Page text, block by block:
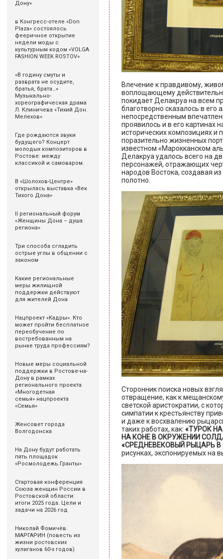
Дону»
в Конгресс-отеле «Don
Plaza» состоялось
фееричное открытие
недели моды с
культурным кодом «VOLGA
FASHION WEEK ROSTOV»
«В годину смуты и
разврата не осудите,
братья, брата…»
Музыкально-
хореографическая драма
Л. Клиничева «Тихий Дон.
Мелехов»
Где рождаются звуки
будущего? Концерт
молодых композиторов в
Ростове: между
классикой и самоваром.
В «Шолохов-Центре»
открылась выставка «Век
Тихого Дона»
II региональный форум
«Женщины Дона – душа
региона»
Три способа сгладить
острые углы в общении с
законом
Какие региональные
меры жилищной
поддержки действуют
для жителей Дона
Нацпроект «Кадры». Кто
может пройти бесплатное
переобучение по
востребованным на
рынке труда профессиям?
Новые меры социальной
поддержки в Ростове-на-
Дону в рамках
регионального проекта
«Многодетная
семья» нацпроекта
«Семья»
Женсовет города
Волгодонска
На Дону будут работать
пять площадок
«Росмолодежь.Гранты»
Стартовая конференция
Союза женщин России в
Ростовской области:
итоги 2025 года. Цели и
задачи на 2026 год
Николай Фомичёв.
МАРГАРИН (повесть из
жизни ростовских
хулиганов 60-х годов)
Влечение к правдивому,
воплощающему
покидает Делакруа на всем
благотворно сказалось в его
непосредственным
проявилось и в его картинах
исторических композициях и
поразительно жизненных
известном «Марокканском
Делакруа удалось всего на
персонажей, отражающих
народов Востока, создавая
полотно.
Сторонник поиска новых
отвращение, как к
светской аристократии, с
симпатии к крестьянству
и даже к восхвалению
таких работах, как: «ТУРОК
НА КОНЕ В ОКРУЖЕНИИ
«СРЕДНЕВЕКОВЫЙ РЫЦАРЬ
рисунках, экспонируемых на